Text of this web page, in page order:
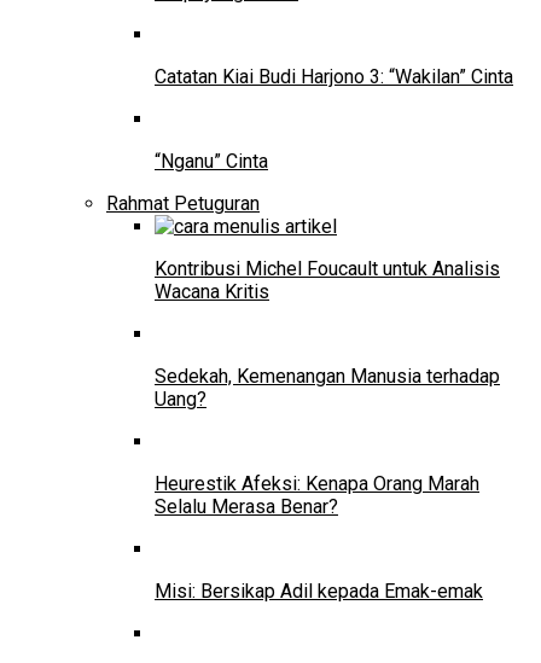
Catatan Kiai Budi Harjono 3: “Wakilan” Cinta
“Nganu” Cinta
Rahmat Petuguran
Kontribusi Michel Foucault untuk Analisis
Wacana Kritis
Sedekah, Kemenangan Manusia terhadap
Uang?
Heurestik Afeksi: Kenapa Orang Marah
Selalu Merasa Benar?
Misi: Bersikap Adil kepada Emak-emak